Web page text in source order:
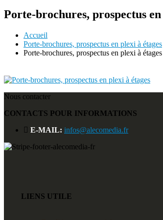
Porte-brochures, prospectus
Accueil
Porte-brochures, prospectus en plexi à étages
Porte-brochures, prospectus en plexi à étages
Nous contacter
CONTACTS POUR INFORMATIONS
E-MAIL: infos@alecomedia.fr
LIENS UTILE